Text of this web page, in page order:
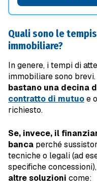
Quali sono le
immobiliare?
In genere, i tempi di
immobiliare sono brevi.
bastano una decina
contratto di mutuoe
richiesto.
Se, invece, il
banca perché
tecniche o legali (ad
specifiche
altre soluzioni come: